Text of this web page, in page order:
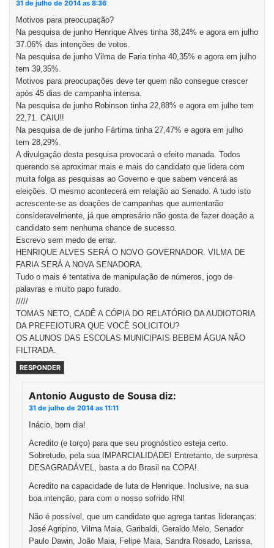
31 de julho de 2014 as 8:36
Motivos para preocupação?
Na pesquisa de junho Henrique Alves tinha 38,24% e agora em julho
37.06% das intenções de votos.
Na pesquisa de junho Vilma de Faria tinha 40,35% e agora em julho
tem 39,35%.
Motivos para preocupações deve ter quem não consegue crescer
após 45 dias de campanha intensa.
Na pesquisa de junho Robinson tinha 22,88% e agora em julho tem
22,71. CAIU!!
Na pesquisa de de junho Fártima tinha 27,47% e agora em julho
tem 28,29%.
A divulgação desta pesquisa provocará o efeito manada. Todos
querendo se aproximar mais e mais do candidato que lidera com
muita folga as pesquisas ao Governo e que sabem vencerá as
eleições. O mesmo acontecerá em relação ao Senado. A tudo isto
acrescente-se as doações de campanhas que aumentarão
consideravelmente, já que empresário não gosta de fazer doação a
candidato sem nenhuma chance de sucesso.
Escrevo sem medo de errar.
HENRIQUE ALVES SERÁ O NOVO GOVERNADOR. VILMA DE
FARIA SERÁ A NOVA SENADORA.
Tudo o mais é tentativa de manipulação de números, jogo de
palavras e muito papo furado.
/////
TOMAS NETO, CADÊ A CÓPIA DO RELATÓRIO DA AUDIOTORIA
DA PREFEIOTURA QUE VOCÊ SOLICITOU?
OS ALUNOS DAS ESCOLAS MUNICIPAIS BEBEM ÁGUA NÃO
FILTRADA.
RESPONDER
Antonio Augusto de Sousa diz:
31 de julho de 2014 as 11:11
Inácio, bom dia!
Acredito (e torço) para que seu prognóstico esteja certo.
Sobretudo, pela sua IMPARCIALIDADE! Entretanto, de surpresa
DESAGRADÁVEL, basta a do Brasil na COPA!.
Acredito na capacidade de luta de Henrique. Inclusive, na sua
boa intenção, para com o nosso sofrido RN!
Não é possível, que um candidato que agrega tantas lideranças:
José Agripino, Vilma Maia, Garibaldi, Geraldo Melo, Senador
Paulo Dawin, João Maia, Felipe Maia, Sandra Rosado, Larissa,